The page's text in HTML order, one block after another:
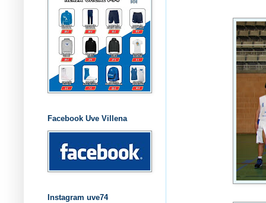
Facebook Uve Villena
Instagram uve74